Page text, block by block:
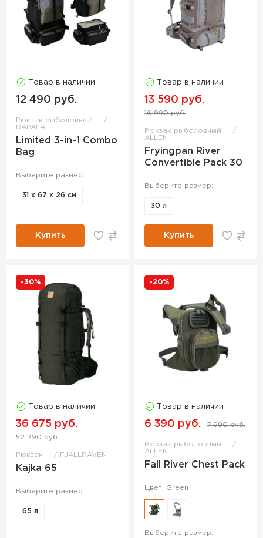
Товар в наличии
12 490 руб.
Рюкзак рыболовный
RAPALA
Limited 3-in-1 Combo
Bag
Выберите размер:
31 х 67 х 26 см
Купить
Товар в наличии
13 590 руб.
16 990 руб.
Рюкзак рыболовный
ALLEN
Fryingpan River
Convertible Pack 30
Выберите размер:
30 л
Купить
-30%
Товар в наличии
36 675 руб.
52 390 руб.
Рюкзак FJALLRAVEN
Kajka 65
Выберите размер:
65 л
-20%
Товар в наличии
6 390 руб. 7 990 руб.
Рюкзак рыболовный
ALLEN
Fall River Chest Pack
Цвет: Green
Выберите размер: